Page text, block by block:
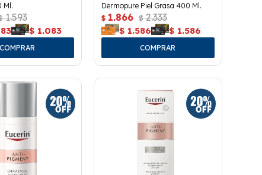
Ml.
1.593
$ 1.083
Dermopure Piel Grasa 400 Ml.
$ 1.866 $ 2.333
$ 1.586 $ 1.586